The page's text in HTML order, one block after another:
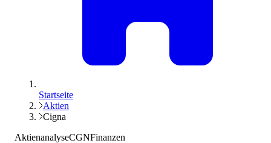
Startseite
Aktien
Cigna
AktienanalyseCGNFinanzen